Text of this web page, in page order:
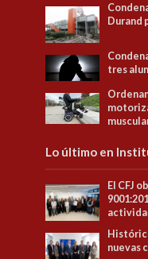
Durand
tres
Lo último en
El CFJ
nuevas